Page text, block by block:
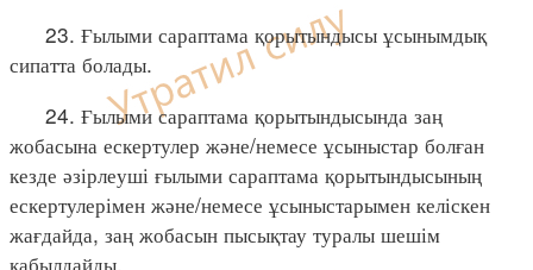
23. Ғылыми сараптама қорытындысы ұсынымдық
сипатта болады.
24. Ғылыми сараптама қорытындысында заң
жобасына ескертулер және/немесе ұсыныстар болған
кезде әзірлеуші ғылыми сараптама қорытындысының
ескертулерімен және/немесе ұсыныстарымен келіскен
жағдайда, заң жобасын пысықтау туралы шешім
қабылдайды.